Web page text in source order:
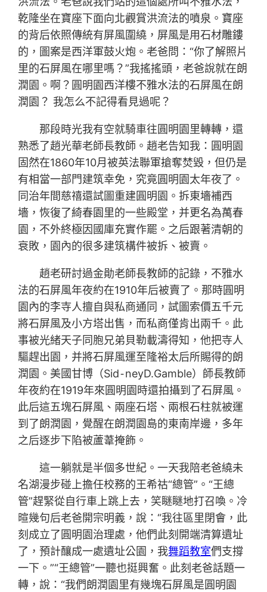
乾隆坐在寶座下面向北觀賞洪流法的噴泉。寶座
的背后依照傳統有屏風圍繞，屏風是用石材雕鏤
的，圖案是西洋軍鼓火炮。老爸問：“你了解照片
里的石屏風在哪里嗎？”我搖搖頭，老爸說就在朗
潤園。啊？圓明園西洋樓不雅水法的石屏風在朗
潤園？ 我怎么不記得看見過呢？
那段時光我有空就騎車往圓明園里轉轉，還
熟悉了趙光華老師長教師。趙老告知我：圓明園
固然在1860年10月被英法聯軍搶奪焚毀，但仍是
有相當一部門建筑幸免，究竟圓明園太年夜了。
同治年間慈禧還試圖重建圓明園。拆東墻補西
墻，恢復了綺春園里的一些殿堂，并更名為萬春
園，不外終極因國庫充實作罷。之后跟著清朝的
衰敗，園內的很多建筑構件被拆、被賣。
趙老研討過金勛老師長教師的記錄，不雅水
法的石屏風年夜約在1910年后被賣了。那時圓明
園內的李寺人擅自與私商通同，試圖索價五千元
將石屏風及小方塔出售，而私商僅肯出兩千。此
事被光緒天子同胞兄弟貝勒載濤得知，他把寺人
驅趕出園，并將石屏風運至隆裕太后所賜得的朗
潤園。美國甘博（Sid⁃neyD.Gamble）師長教師
年夜約在1919年來圓明園時還拍攝到了石屏風。
此后這五塊石屏風、兩座石塔、兩根石柱就被運
到了朗潤園，覺醒在朗潤園島的東南岸邊，多年
之后逐步下陷被蘆葦掩飾。
這一躺就是半個多世紀。一天我陪老爸繞未
名湖漫步碰上擔任校務的王希祜“總管”。“王總
管”趕緊從自行車上跳上去，笑瞇瞇地打召喚。冷
暄幾句后老爸開宗明義，說：“我往區里閉會，此
刻成立了圓明園治理處，他們此刻開端清算遺址
了，預計釀成一處遺址公園，我舞蹈教室們支撐
一下。”“王總管”一聽也挺興奮。此刻老爸話題一
轉，說：“我們朗潤園里有幾塊石屏風是圓明園